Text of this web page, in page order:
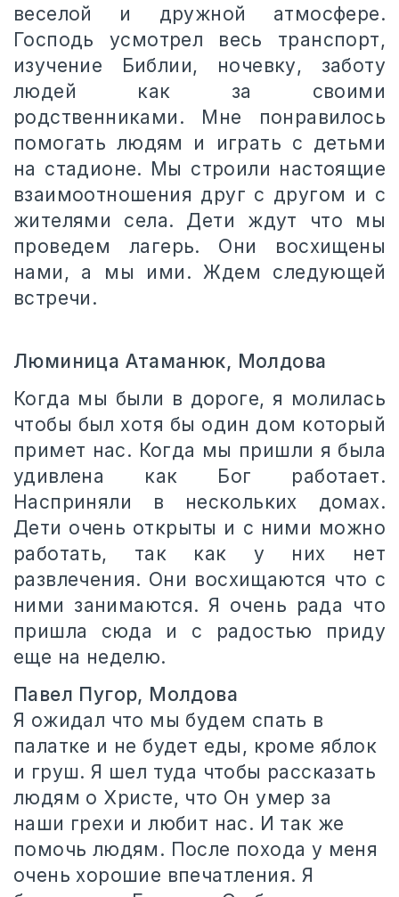
веселой и дружной атмосфере.
Господь усмотрел весь транспорт,
изучение Библии, ночевку, заботу
людей как за своими
родственниками. Мне понравилось
помогать людям и играть с детьми
на стадионе. Мы строили настоящие
взаимоотношения друг с другом и с
жителями села. Дети ждут что мы
проведем лагерь. Они восхищены
нами, а мы ими. Ждем следующей
встречи.
Люминица Атаманюк, Молдова
Когда мы были в дороге, я молилась
чтобы был хотя бы один дом который
примет нас. Когда мы пришли я была
удивлена как Бог работает.
Насприняли в нескольких домах.
Дети очень открыты и с ними можно
работать, так как у них нет
развлечения. Они восхищаются что с
ними занимаются. Я очень рада что
пришла сюда и с радостью приду
еще на неделю.
Павел Пугор, Молдова
Я ожидал что мы будем спать в
палатке и не будет еды, кроме яблок
и груш. Я шел туда чтобы рассказать
людям о Христе, что Он умер за
наши грехи и любит нас. И так же
помочь людям. После похода у меня
очень хорошие впечатления. Я